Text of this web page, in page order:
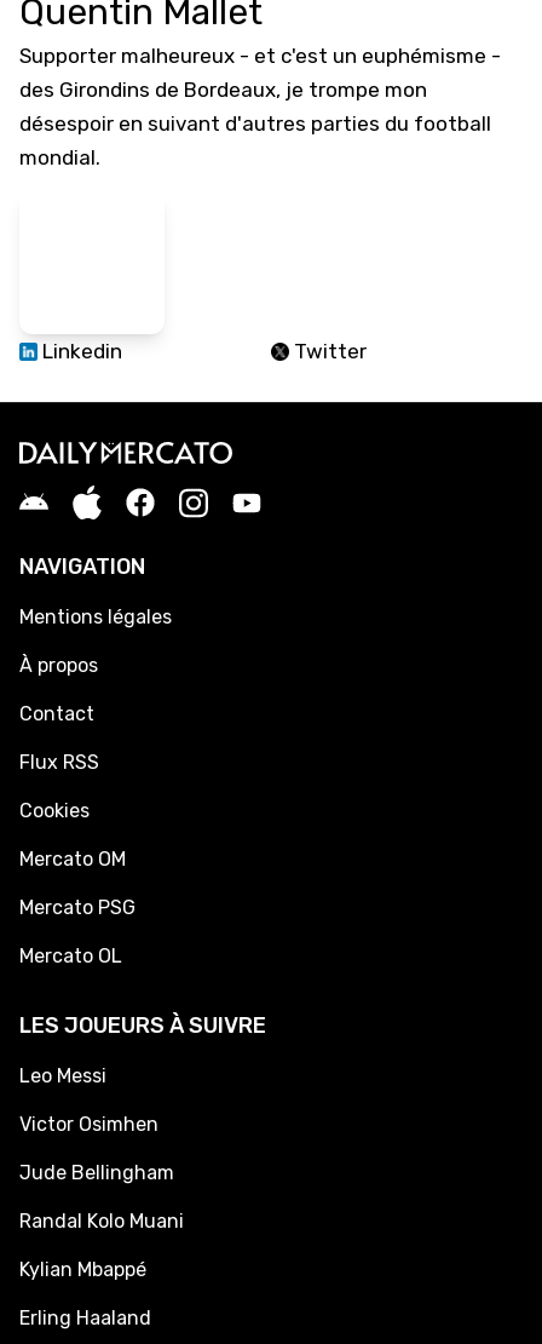
Quentin Mallet
Supporter malheureux - et c'est un euphémisme -
des Girondins de Bordeaux, je trompe mon
désespoir en suivant d'autres parties du football
mondial.
Linkedin Twitter
NAVIGATION
Mentions légales
À propos
Contact
Flux RSS
Cookies
Mercato OM
Mercato PSG
Mercato OL
LES JOUEURS À SUIVRE
Leo Messi
Victor Osimhen
Jude Bellingham
Randal Kolo Muani
Kylian Mbappé
Erling Haaland